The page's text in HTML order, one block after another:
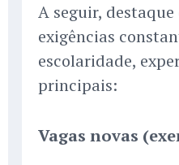
A seguir, destaque
exigências
escolaridade,
principais:
Vagas novas